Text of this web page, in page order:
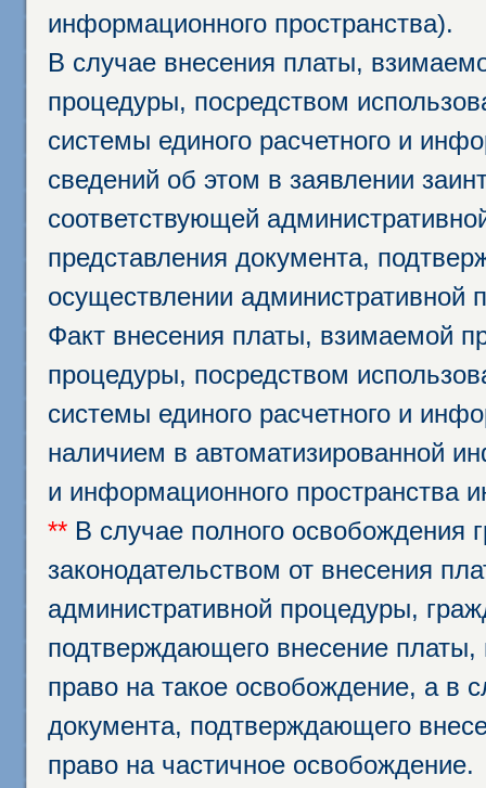
информационного пространства).
В случае внесения платы,
процедуры, посредством
системы единого расчетного и
сведений об этом в заявлении
соответствующей
представления документа,
осуществлении административной
Факт внесения платы, взимаемой
процедуры, посредством
системы единого расчетного и
наличием в автоматизированной
и информационного пространства
** В случае полного освобождения
законодательством от внесения
административной процедуры,
подтверждающего внесение
право на такое освобождение, а в
документа, подтверждающего
право на частичное освобождение.